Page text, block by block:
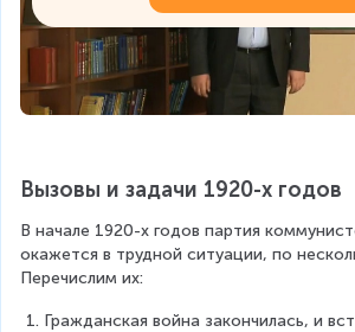
Вызовы и задачи 1920-х годов
В начале 1920-х годов партия
окажется в трудной ситуации, по
Перечислим их:
Гражданская война закончилась, и